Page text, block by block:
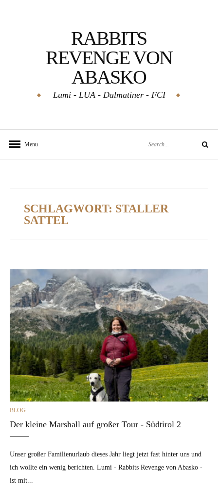
RABBITS
REVENGE VON
ABASKO
Lumi - LUA - Dalmatiner - FCI
Menu Search
SCHLAGWORT: STALLER
SATTEL
CATEGORIES
BLOG
Der kleine Marshall auf großer Tour - Südtirol 2
Unser großer Familienurlaub dieses Jahr liegt jetzt fast hinter uns und
ich wollte ein wenig berichten. Lumi - Rabbits Revenge von Abasko -
ist mit...